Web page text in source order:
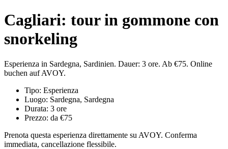
Cagliari: tour in gommone con
snorkeling
Esperienza in Sardegna, Sardinien. Dauer: 3 ore. Ab €75. Online
buchen auf AVOY.
Tipo: Esperienza
Luogo: Sardegna, Sardegna
Durata: 3 ore
Prezzo: da €75
Prenota questa esperienza direttamente su AVOY. Conferma
immediata, cancellazione flessibile.